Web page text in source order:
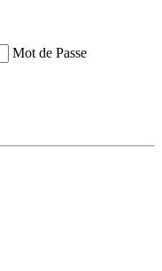
Mot de Passe